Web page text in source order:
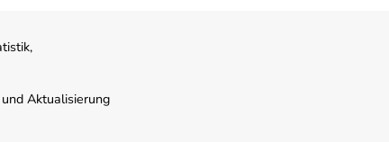
Aktualisierung